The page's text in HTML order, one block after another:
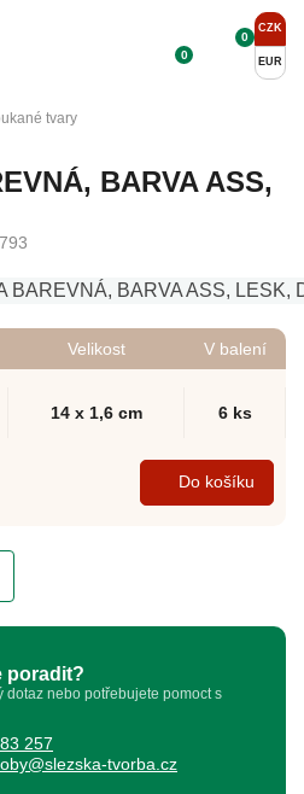
0
CZK
EUR
0
tvary
BARVA ASS,
Velikost V balení
14 x 1,6 cm 6 ks
Do košíku
poradit?
dotaz nebo potřebujete pomoct s
257
tvorba.cz